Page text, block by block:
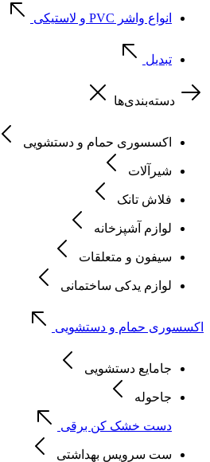
انواع واشر PVC و لاستیکی
تبدیل
دسته‌بندی‌ها
اکسسوری حمام و دستشویی
شیرآلات
فلاش تانک
لوازم آشپزخانه
سیفون و متعلقات
لوازم یدکی ساختمانی
اکسسوری حمام و دستشویی
جامایع دستشویی
جاحوله
دست خشک کن برقی
ست سرویس بهداشتی